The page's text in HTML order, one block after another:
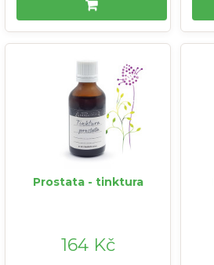
Prostata - tinktura
164 Kč